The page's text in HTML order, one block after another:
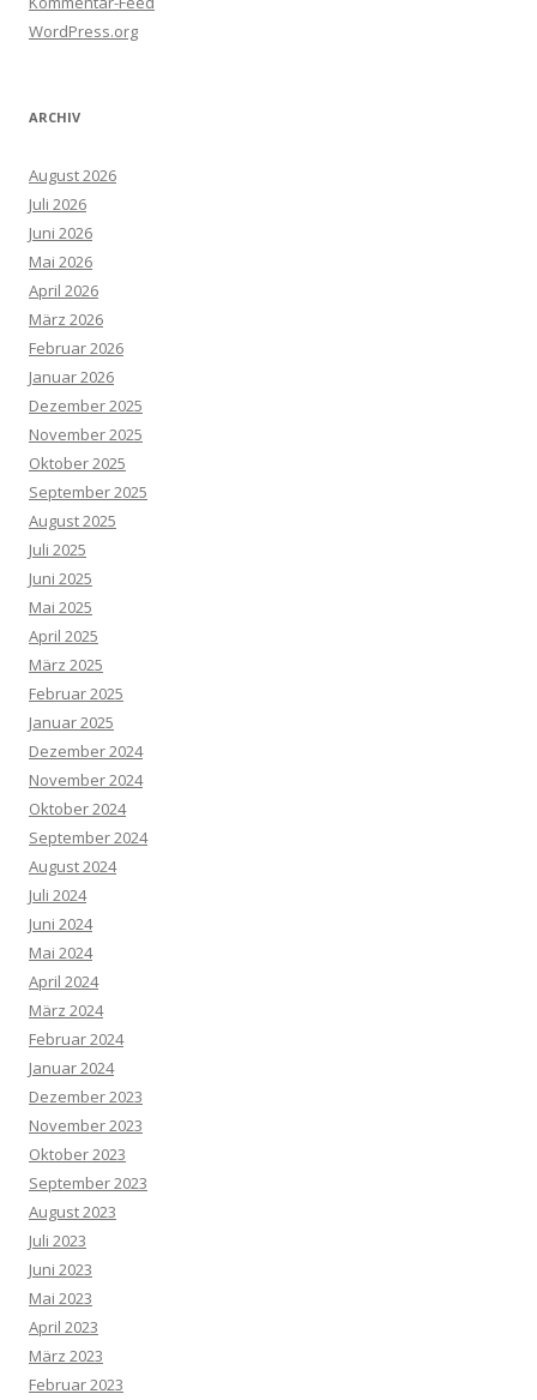
WordPress.org
ARCHIV
August 2026
Juli 2026
Juni 2026
Mai 2026
April 2026
März 2026
Februar 2026
Januar 2026
Dezember 2025
November 2025
Oktober 2025
September 2025
August 2025
Juli 2025
Juni 2025
Mai 2025
April 2025
März 2025
Februar 2025
Januar 2025
Dezember 2024
November 2024
Oktober 2024
September 2024
August 2024
Juli 2024
Juni 2024
Mai 2024
April 2024
März 2024
Februar 2024
Januar 2024
Dezember 2023
November 2023
Oktober 2023
September 2023
August 2023
Juli 2023
Juni 2023
Mai 2023
April 2023
März 2023
Februar 2023